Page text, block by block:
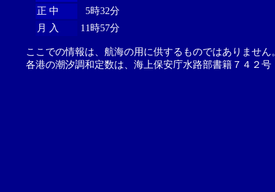
正 中
5時32分
月 入
11時57分
ここでの情報は、航海の用に供するものではありませ
各港の潮汐調和定数は、海上保安庁水路部書籍７４２